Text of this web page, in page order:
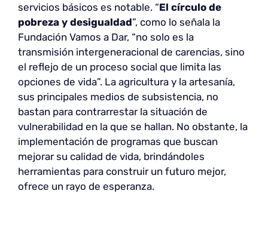
servicios básicos es notable. “El círculo de
pobreza y desigualdad”, como lo señala la
Fundación Vamos a Dar, “no solo es la
transmisión intergeneracional de carencias, sino
el reflejo de un proceso social que limita las
opciones de vida”. La agricultura y la artesanía,
sus principales medios de subsistencia, no
bastan para contrarrestar la situación de
vulnerabilidad en la que se hallan. No obstante, la
implementación de programas que buscan
mejorar su calidad de vida, brindándoles
herramientas para construir un futuro mejor,
ofrece un rayo de esperanza.